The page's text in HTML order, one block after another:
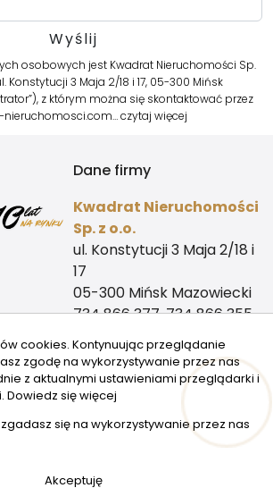
osobowych jest Kwadrat Nieruchomości Sp.
Konstytucji 3 Maja 2/18 i 17, 05-300 Mińsk
z którym można się skontaktować przez
nieruchomosci.com…czytaj więcej
Dane firmy
Kwadrat Nieruchomości
Sp. z o.o.
ul. Konstytucji 3 Maja 2/18 i
17
05-300 Mińsk Mazowiecki
734 866 377, 734 866 355
biuro@kwadrat-
nieruchomosci.com
Znajdziesz nas tu
prawa zastrzeżone | Program dla biur
cookies. Kontynuując przeglądanie
zgodę na wykorzystywanie przez nas
z aktualnymi ustawieniami przeglądarki i
Dowiedz się więcej
się na wykorzystywanie przez nas
Akceptuję